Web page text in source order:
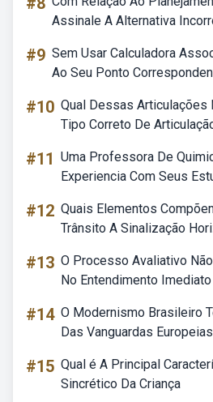
Assinale A Alternativa
#9 Sem Usar Calculadora
Ao Seu Ponto
#10 Qual Dessas Articulações
Tipo Correto De
#11 Uma Professora De
Experiencia Com Seus
#12 Quais Elementos
Trânsito A Sinalização
#13 O Processo Avaliativo
No Entendimento Imediato
#14 O Modernismo Brasileiro
Das Vanguardas Europeias
#15 Qual é A Principal
Sincrético Da Criança